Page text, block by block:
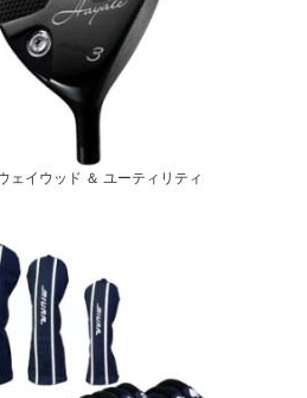
ェイウッド ＆ ユーティリティ